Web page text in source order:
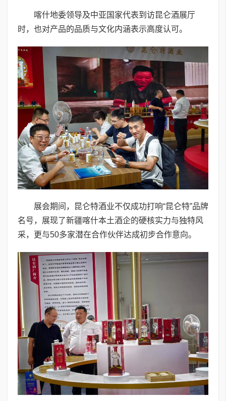
喀什地委领导及中亚国家代表到访昆仑酒展厅
时，也对产品的品质与文化内涵表示高度认可。
展会期间，昆仑特酒业不仅成功打响“昆仑特”品牌
名号，展现了新疆喀什本土酒企的硬核实力与独特风
采，更与50多家潜在合作伙伴达成初步合作意向。